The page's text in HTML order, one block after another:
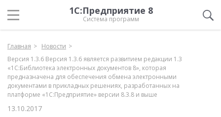
1С:Предприятие 8
Система программ
Главная
Новости
Версия 1.3.6 Версия 1.3.6 является развитием редакции 1.3
«1С:Библиотека электронных документов 8», которая
предназначена для обеспечения обмена электронными
документами в прикладных решениях, разработанных на
платформе «1С:Предприятие» версии 8.3.8 и выше
13.10.2017